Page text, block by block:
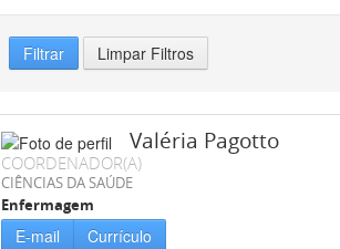
Filtrar Limpar Filtros
Valéria Pagotto
COORDENADOR(A)
CIÊNCIAS DA SAÚDE
Enfermagem
E-mail Currículo